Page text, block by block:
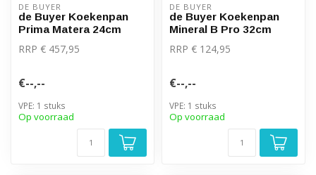
DE BUYER
de Buyer Koekenpan
Prima Matera 24cm
RRP € 457,95
€--,--
VPE: 1 stuks
Op voorraad
DE BUYER
de Buyer Koekenpan
Mineral B Pro 32cm
RRP € 124,95
€--,--
VPE: 1 stuks
Op voorraad